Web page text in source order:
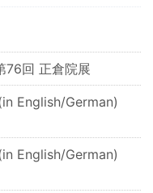
76回 正倉院展
English/German)
English/German)